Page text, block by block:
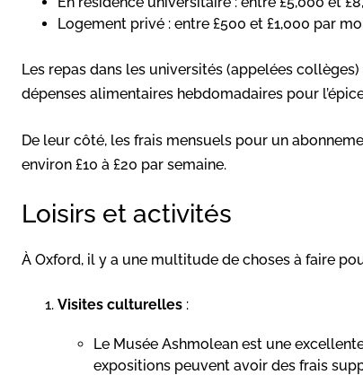
Logement privé : entre £500 et £1,000 par
Les repas dans les universités (appelées
dépenses alimentaires hebdomadaires pour
De leur côté, les frais mensuels pour un
environ £10 à £20 par semaine.
Loisirs et activités
À Oxford, il y a une multitude de choses à faire
Visites culturelles :
Le Musée Ashmolean est une
expositions peuvent avoir des frais